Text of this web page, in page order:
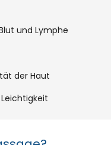
und Lymphe
der Haut